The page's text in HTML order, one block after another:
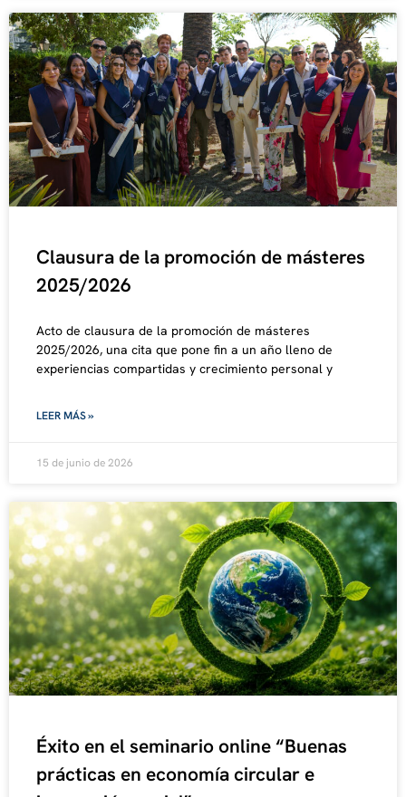
Clausura de la promoción de másteres
2025/2026
Acto de clausura de la promoción de másteres
2025/2026, una cita que pone fin a un año lleno de
experiencias compartidas y crecimiento personal y
LEER MÁS »
15 de junio de 2026
Éxito en el seminario online “Buenas
prácticas en economía circular e